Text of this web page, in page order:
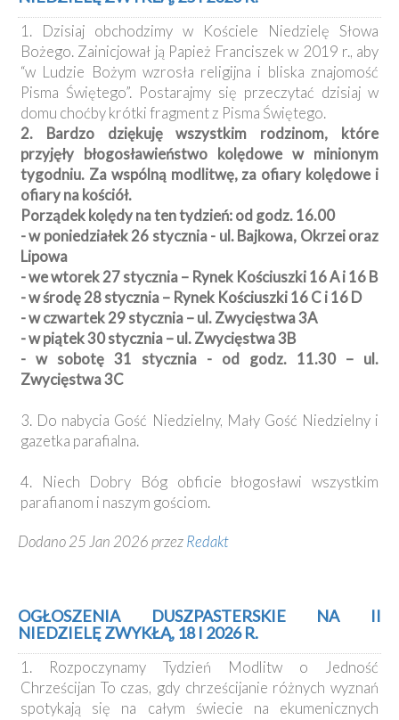
1. Dzisiaj obchodzimy w Kościele Niedzielę Słowa
Bożego. Zainicjował ją Papież Franciszek w 2019 r., aby
“w Ludzie Bożym wzrosła religijna i bliska znajomość
Pisma Świętego”. Postarajmy się przeczytać dzisiaj w
domu choćby krótki fragment z Pisma Świętego.
2. Bardzo dziękuję wszystkim rodzinom, które
przyjęły błogosławieństwo kolędowe w minionym
tygodniu. Za wspólną modlitwę, za ofiary kolędowe i
ofiary na kościół.
Porządek kolędy na ten tydzień: od godz. 16.00
- w poniedziałek 26 stycznia - ul. Bajkowa, Okrzei oraz
Lipowa
- we wtorek 27 stycznia – Rynek Kościuszki 16 A i 16 B
- w środę 28 stycznia – Rynek Kościuszki 16 C i 16 D
- w czwartek 29 stycznia – ul. Zwycięstwa 3A
- w piątek 30 stycznia – ul. Zwycięstwa 3B
- w sobotę 31 stycznia - od godz. 11.30 – ul.
Zwycięstwa 3C
3. Do nabycia Gość Niedzielny, Mały Gość Niedzielny i
gazetka parafialna.
4. Niech Dobry Bóg obficie błogosławi wszystkim
parafianom i naszym gościom.
Dodano 25 Jan 2026 przezRedakt
OGŁOSZENIA DUSZPASTERSKIE NA II
NIEDZIELĘ ZWYKŁĄ, 18 I 2026 R.
1. Rozpoczynamy Tydzień Modlitw o Jedność
Chrześcijan To czas, gdy chrześcijanie różnych wyznań
spotykają się na całym świecie na ekumenicznych